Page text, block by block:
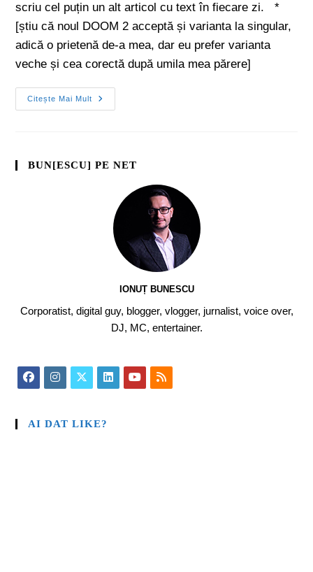
scriu cel puțin un alt articol cu text în fiecare zi. *
[știu că noul DOOM 2 acceptă și varianta la singular,
adică o prietenă de-a mea, dar eu prefer varianta
veche și cea corectă după umila mea părere]
Citește Mai Mult
BUN[ESCU] PE NET
IONUȚ BUNESCU
Corporatist, digital guy, blogger, vlogger, jurnalist, voice over,
DJ, MC, entertainer.
AI DAT LIKE?